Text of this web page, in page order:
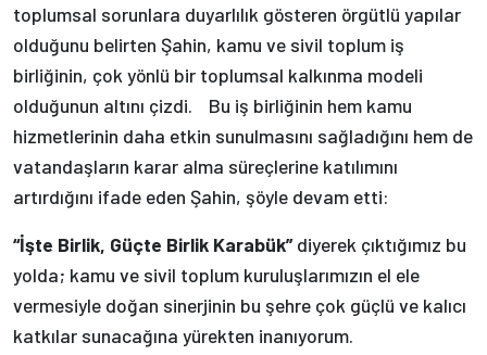
toplumsal sorunlara duyarlılık gösteren örgütlü yapılar
olduğunu belirten Şahin, kamu ve sivil toplum iş
birliğinin, çok yönlü bir toplumsal kalkınma modeli
olduğunun altını çizdi. Bu iş birliğinin hem kamu
hizmetlerinin daha etkin sunulmasını sağladığını hem de
vatandaşların karar alma süreçlerine katılımını
artırdığını ifade eden Şahin, şöyle devam etti:
“İşte Birlik, Güçte Birlik Karabük”diyerek çıktığımız bu
yolda; kamu ve sivil toplum kuruluşlarımızın el ele
vermesiyle doğan sinerjinin bu şehre çok güçlü ve kalıcı
katkılar sunacağına yürekten inanıyorum.